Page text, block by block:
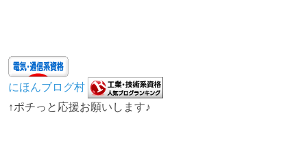
にほんブログ村
↑ポチっと応援お願いします♪